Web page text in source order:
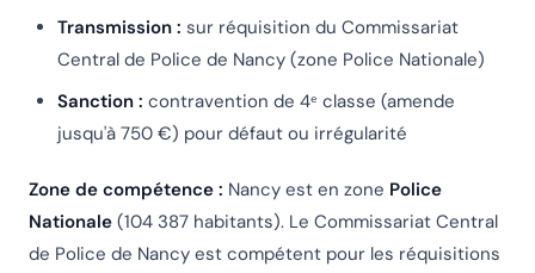
Transmission : sur réquisition du Commissariat
Central de Police de Nancy (zone Police Nationale)
Sanction : contravention de 4ᵉ classe (amende
jusqu'à 750 €) pour défaut ou irrégularité
Zone de compétence : Nancy est en zone Police
Nationale (104 387 habitants). Le Commissariat Central
de Police de Nancy est compétent pour les réquisitions